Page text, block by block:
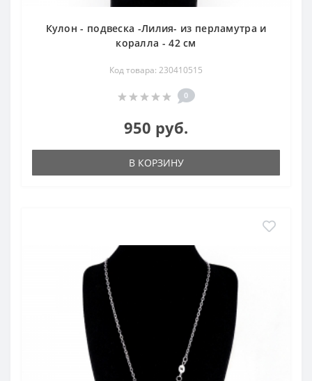
Кулон - подвеска -Лилия- из перламутра и
коралла - 42 см
Код товара: 230410515
0
950 руб.
В КОРЗИНУ